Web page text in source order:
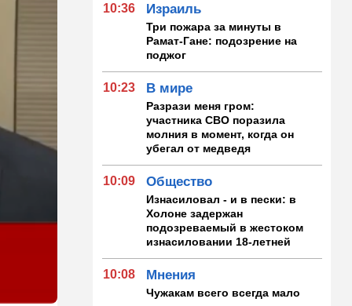
10:36 Израиль
Три пожара за минуты в
Рамат-Гане: подозрение на
поджог
10:23 В мире
Разрази меня гром:
участника СВО поразила
молния в момент, когда он
убегал от медведя
10:09 Общество
Изнасиловал - и в пески: в
Холоне задержан
подозреваемый в жестоком
изнасиловании 18-летней
10:08 Мнения
Чужакам всего всегда мало